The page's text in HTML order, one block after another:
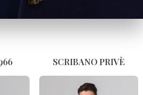
SCRIBANO PRIVÈ